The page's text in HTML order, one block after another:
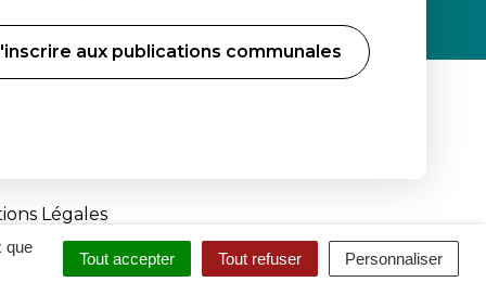
que
Tout accepter Tout refuser Personnaliser
aux publications communales
Légales